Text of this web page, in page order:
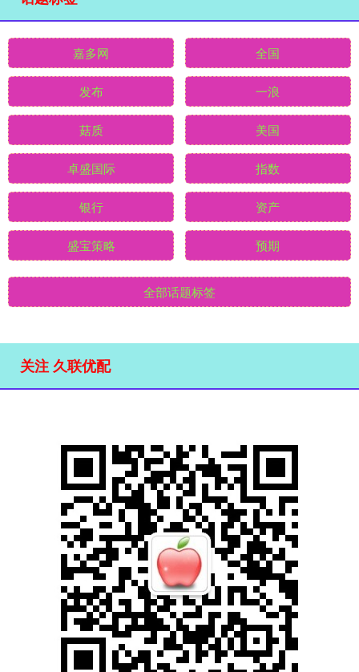
嘉多网 全国
发布 一浪
菇质 美国
卓盛国际 指数
银行 资产
盛宝策略 预期
全部话题标签
关注 久联优配